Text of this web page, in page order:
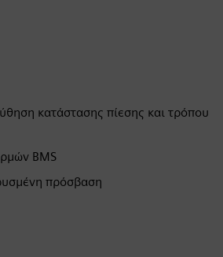
κατάστασης πίεσης και τρόπου
BMS
πρόσβαση